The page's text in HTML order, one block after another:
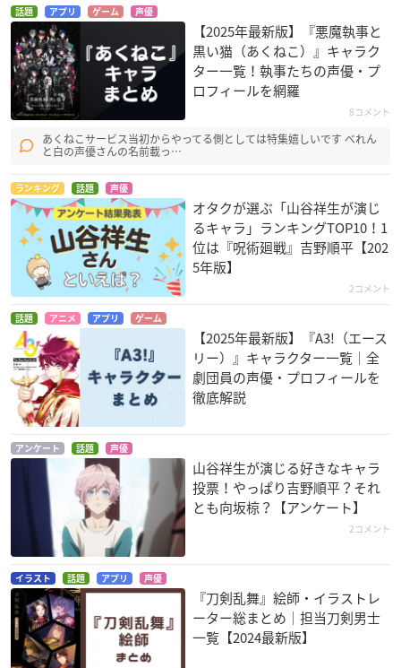
ももくり
話題 アプリ ゲーム 声優
【2025年最新版】『悪魔執事と
黒い猫（あくねこ）』キャラク
ター一覧！執事たちの声優・プ
ロフィールを網羅
8コメント
あくねこサービス当初からやってる側としては特集嬉しいです べれん
と白の声優さんの名前載っ…
ランキング 話題 声優
オタクが選ぶ「山谷祥生が演じ
るキャラ」ランキングTOP10！1
位は『呪術廻戦』吉野順平【202
5年版】
2コメント
話題 アニメ アプリ ゲーム
【2025年最新版】『A3!（エース
リー）』キャラクター一覧｜全
劇団員の声優・プロフィールを
徹底解説
アンケート 話題 声優
山谷祥生が演じる好きなキャラ
投票！やっぱり吉野順平？それ
とも向坂椋？【アンケート】
2コメント
イラスト 話題 アプリ 声優
『刀剣乱舞』絵師・イラストレ
ーター総まとめ｜担当刀剣男士
一覧【2024最新版】